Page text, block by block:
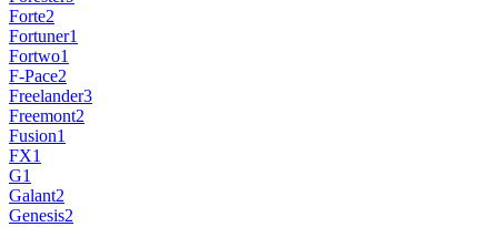
Forte2
Fortuner1
Fortwo1
F-Pace2
Freelander3
Freemont2
Fusion1
FX1
G1
Galant2
Genesis2